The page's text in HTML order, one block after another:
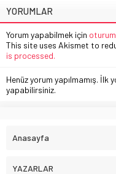
YORUMLAR
Yorum yapabilmek için oturum
This site uses Akismet to
is processed.
Henüz yorum yapılmamış. İlk
yapabilirsiniz.
Anasayfa
YAZARLAR